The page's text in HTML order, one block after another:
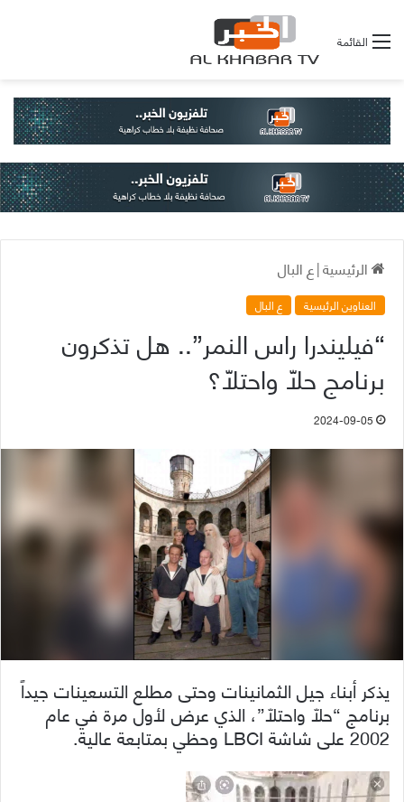
القائمة
الرئيسية|ع البال
العناوين الرئيسية ع البال
“فيليندرا راس النمر”.. هل تذكرون
برنامج حلّا واحتلّا؟
2024-09-05
يذكر أبناء جيل الثمانينات وحتى مطلع التسعينات جيداً
برنامج “حلّا واحتلّا”، الذي عرض لأول مرة في عام
2002 على شاشة LBCI وحظي بمتابعة عالية.